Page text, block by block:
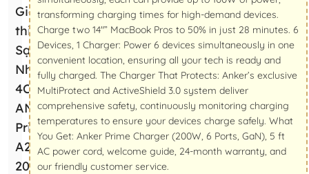
Giới
thiệu Trạm
Sạc
Nhanh
4C+2A
ANKER
Prime
A2683
200W
transforming charging times for high-demand devices.
Charge two 14″” MacBook Pros to 50% in just 28 minutes. 6
Devices, 1 Charger: Power 6 devices simultaneously in one
convenient location, ensuring all your tech is ready and
fully charged. The Charger That Protects: Anker’s exclusive
MultiProtect and ActiveShield 3.0 system deliver
comprehensive safety, continuously monitoring charging
temperatures to ensure your devices charge safely. What
You Get: Anker Prime Charger (200W, 6 Ports, GaN), 5 ft
AC power cord, welcome guide, 24-month warranty, and
our friendly customer service.